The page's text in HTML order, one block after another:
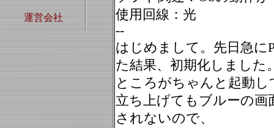
使用回線：光
--
はじめまして。先日急に
た結果、初期化しました
ところがちゃんと起動
立ち上げてもブルーの
されないので、
運営会社